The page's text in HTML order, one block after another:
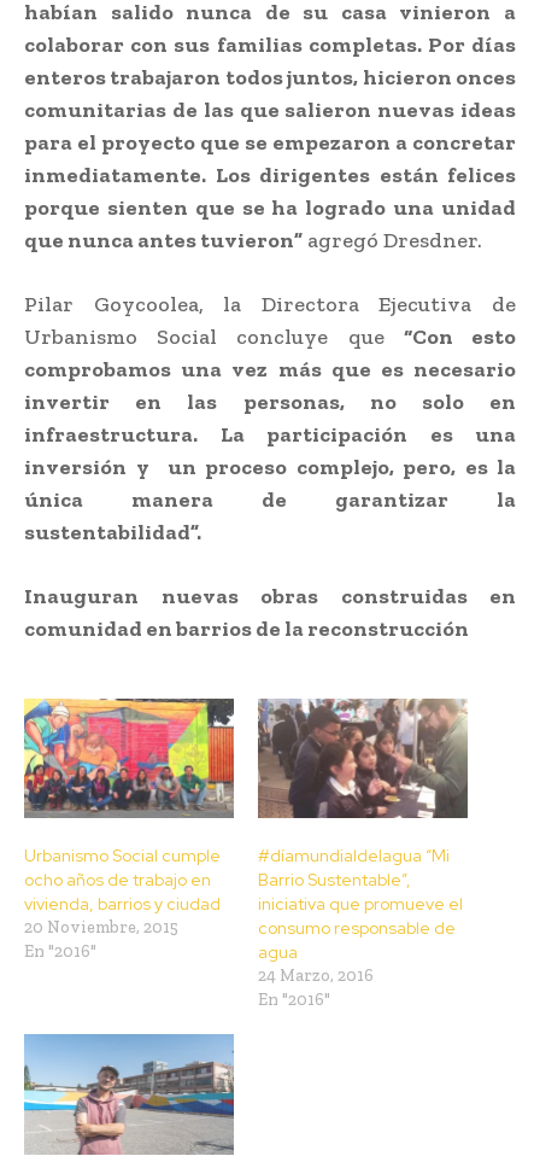
habían salido nunca de su casa vinieron a
colaborar con sus familias completas. Por días
enteros trabajaron todos juntos, hicieron onces
comunitarias de las que salieron nuevas ideas
para el proyecto que se empezaron a concretar
inmediatamente. Los dirigentes están felices
porque sienten que se ha logrado una unidad
que nunca antes tuvieron” agregó Dresdner.
Pilar Goycoolea, la Directora Ejecutiva de
Urbanismo Social concluye que “Con esto
comprobamos una vez más que es necesario
invertir en las personas, no solo en
infraestructura. La participación es una
inversión y un proceso complejo, pero, es la
única manera de garantizar la
sustentabilidad”.
Inauguran nuevas obras construidas en
comunidad en barrios de la reconstrucción
Urbanismo Social cumple
ocho años de trabajo en
vivienda, barrios y ciudad
20 Noviembre, 2015
En "2016"
#díamundialdelagua “Mi
Barrio Sustentable”,
iniciativa que promueve el
consumo responsable de
agua
24 Marzo, 2016
En "2016"